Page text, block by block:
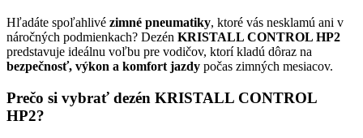
Hľadáte spoľahlivé zimné pneumatiky, ktoré vás nesklamú ani v
náročných podmienkach? Dezén KRISTALL CONTROL HP2
predstavuje ideálnu voľbu pre vodičov, ktorí kladú dôraz na
bezpečnosť, výkon a komfort jazdy počas zimných mesiacov.
Prečo si vybrať dezén KRISTALL CONTROL
HP2?